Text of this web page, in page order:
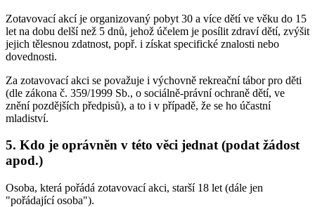
Zotavovací akcí je organizovaný pobyt 30 a více dětí ve věku do 15
let na dobu delší než 5 dnů, jehož účelem je posílit zdraví dětí, zvýšit
jejich tělesnou zdatnost, popř. i získat specifické znalosti nebo
dovednosti.
Za zotavovací akci se považuje i výchovně rekreační tábor pro děti
(dle zákona č. 359/1999 Sb., o sociálně-právní ochraně dětí, ve
znění pozdějších předpisů), a to i v případě, že se ho účastní
mladiství.
5. Kdo je oprávněn v této věci jednat (podat žádost
apod.)
Osoba, která pořádá zotavovací akci, starší 18 let (dále jen
"pořádající osoba").